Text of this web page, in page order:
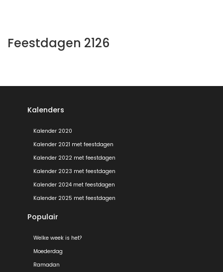
Feestdagen 2126
Kalenders
Kalender 2020
Kalender 2021 met feestdagen
Kalender 2022 met feestdagen
Kalender 2023 met feestdagen
Kalender 2024 met feestdagen
Kalender 2025 met feestdagen
Populair
Welke week is het?
Moederdag
Ramadan